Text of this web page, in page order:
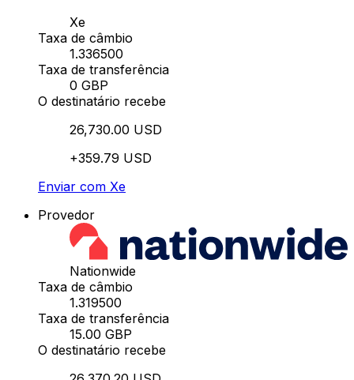
Xe
Taxa de câmbio
1.336500
Taxa de transferência
0 GBP
O destinatário recebe
26,730.00 USD
+359.79 USD
Enviar com Xe
Provedor
Nationwide
Taxa de câmbio
1.319500
Taxa de transferência
15.00 GBP
O destinatário recebe